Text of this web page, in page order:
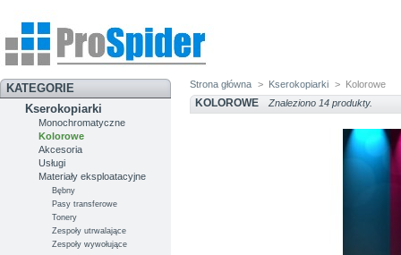
KATEGORIE
Kserokopiarki
Monochromatyczne
Kolorowe
Akcesoria
Usługi
Materiały eksploatacyjne
Bębny
Pasy transferowe
Tonery
Zespoły utrwalające
Zespoły wywołujące
Strona główna > Kserokopiarki > Kolorowe
KOLOROWE Znaleziono 14 produkty.